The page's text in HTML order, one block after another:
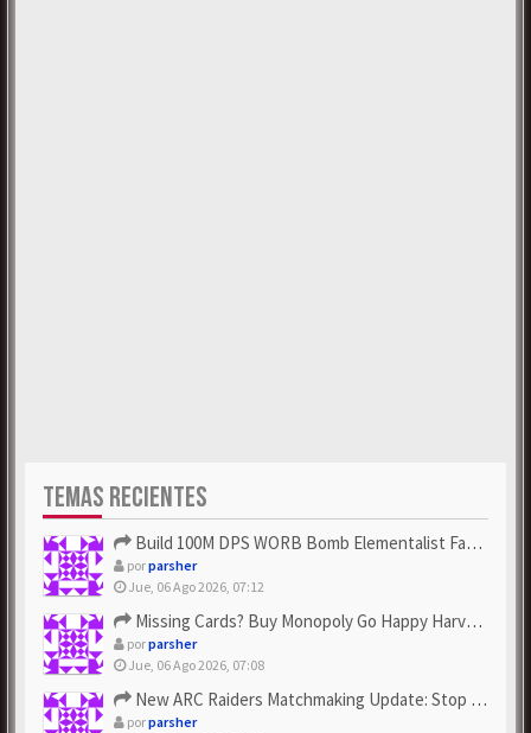
TEMAS RECIENTES
Build 100M DPS WORB Bomb Elementalist Fast - Grab POE Curren...
porparsher
Jue, 06 Ago 2026, 07:12
Missing Cards? Buy Monopoly Go Happy Harvest with Looney Tun...
porparsher
Jue, 06 Ago 2026, 07:08
New ARC Raiders Matchmaking Update: Stop Failed - Grab Bluep...
porparsher